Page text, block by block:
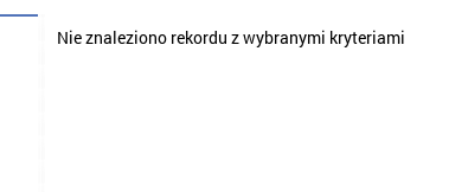
Nie znaleziono rekordu z wybranymi kryteriami